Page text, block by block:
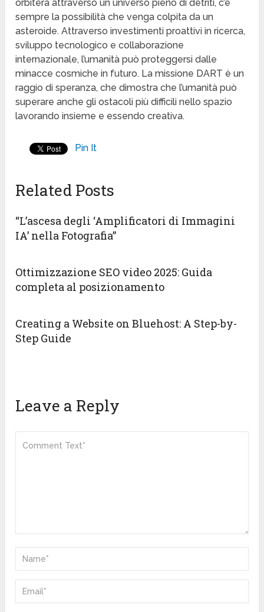
orbiterà attraverso un universo pieno di detriti, c’è
sempre la possibilità che venga colpita da un
asteroide. Attraverso investimenti proattivi in ricerca,
sviluppo tecnologico e collaborazione
internazionale, l’umanità può proteggersi dalle
minacce cosmiche in futuro. La missione DART è un
raggio di speranza, che dimostra che l’umanità può
superare anche gli ostacoli più difficili nello spazio
lavorando insieme e essendo creativa.
Pin It
Related Posts
“L’ascesa degli ‘Amplificatori di Immagini
IA’ nella Fotografia”
Ottimizzazione SEO video 2025: Guida
completa al posizionamento
Creating a Website on Bluehost: A Step-by-
Step Guide
Leave a Reply